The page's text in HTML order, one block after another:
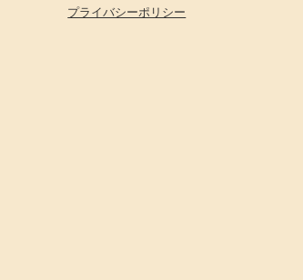
プライバシーポリシー